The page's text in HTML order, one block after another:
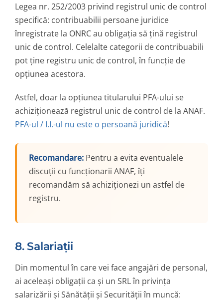
Legea nr. 252/2003 privind registrul unic de control
specifică: contribuabilii persoane juridice
înregistrate la ONRC au obligația să țină registrul
unic de control. Celelalte categorii de contribuabili
pot ține registru unic de control, în funcție de
opțiunea acestora.
Astfel, doar la opțiunea titularului PFA-ului se
achiziționează registrul unic de control de la ANAF.
PFA-ul / I.I.-ul nu este o persoană juridică!
Recomandare: Pentru a evita eventualele
discuții cu funcționarii ANAF, îți
recomandăm să achiziționezi un astfel de
registru.
8. Salariații
Din momentul în care vei face angajări de personal,
ai aceleași obligații ca și un SRL în privința
salarizării și Sănătății și Securității în muncă: